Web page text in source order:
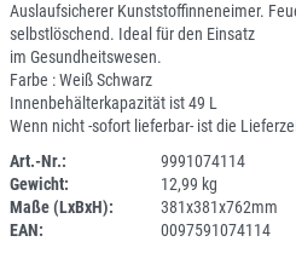
Auslaufsicherer Kunststoffinneneimer.
selbstlöschend. Ideal für den Einsatz
im Gesundheitswesen.
Farbe : Weiß Schwarz
Innenbehälterkapazität ist 49 L
Wenn nicht -sofort lieferbar- ist die
Art.-Nr.:
9991074114
Gewicht:
12,99 kg
Maße (LxBxH):
381x381x762mm
EAN:
0097591074114